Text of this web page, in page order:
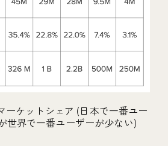
ーケットシェア (日本で一番ユー
世界で一番ユーザーが少ない)